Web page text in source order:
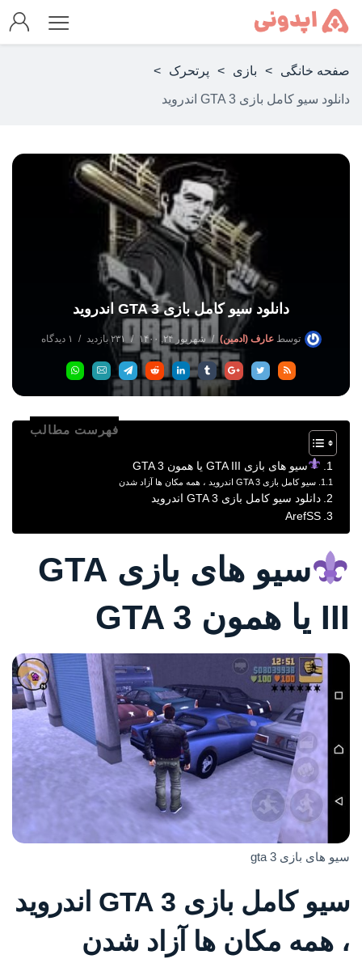
صفحه خانگی > بازی > پرتحرک >
دانلود سیو کامل بازی GTA 3 اندروید
دانلود سیو کامل بازی GTA 3 اندروید
توسطعارف (ادمین) شهریور ۲۴, ۱۴۰۰ ۲۳۱ بازدید ۱ دیدگاه
فهرست مطالب
سیو های بازی GTA III یا همون GTA 3
سیو کامل بازی GTA 3 اندروید ، همه مکان ها آزاد شدن
دانلود سیو کامل بازی GTA 3 اندروید
ArefSS
سیو های بازی GTA
III یا همون GTA 3
سیو های بازی gta 3
سیو کامل بازی GTA 3 اندروید
، همه مکان ها آزاد شدن